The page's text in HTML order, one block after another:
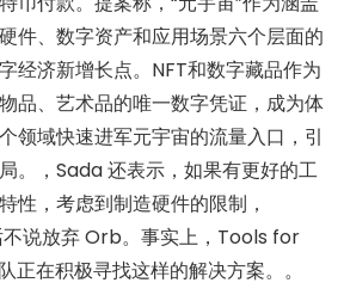
件、数字资产和应用场景六个层面的
经济新增长点。NFT和数字藏品作为
品、艺术品的唯一数字凭证，成为体
领域快速进军元宇宙的流量入口，引
。，Sada 还表示，如果有更好的工
性，考虑到制造硬件的限制，
说放弃 Orb。事实上，Tools for
在积极寻找这样的解决方案。。